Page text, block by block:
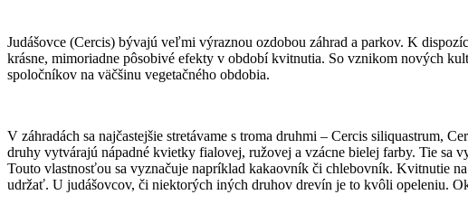
Judášovce (Cercis) bývajú veľmi výraznou ozdobou záhrad a parkov. K
krásne, mimoriadne pôsobivé efekty v období kvitnutia. So vznikom nových
spoločníkov na väčšinu vegetačného obdobia.
V záhradách sa najčastejšie stretávame s troma druhmi – Cercis siliquastrum,
druhy vytvárajú nápadné kvietky fialovej, ružovej a vzácne bielej farby. Tie sa
Touto vlastnosťou sa vyznačuje napríklad kakaovník či chlebovník. Kvitnutie
udržať. U judášovcov, či niektorých iných druhov drevín je to kvôli opeleniu.